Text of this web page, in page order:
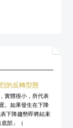
的反轉型態
實體很小，所代表
。如果發生在下降
下降趨勢即將結束
部」（